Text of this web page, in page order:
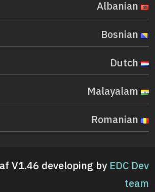
V1.46 developing by EDC Dev
team